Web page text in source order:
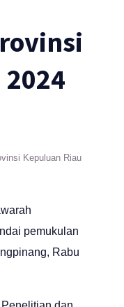
Kepuluan Riau
pemukulan
Rabu